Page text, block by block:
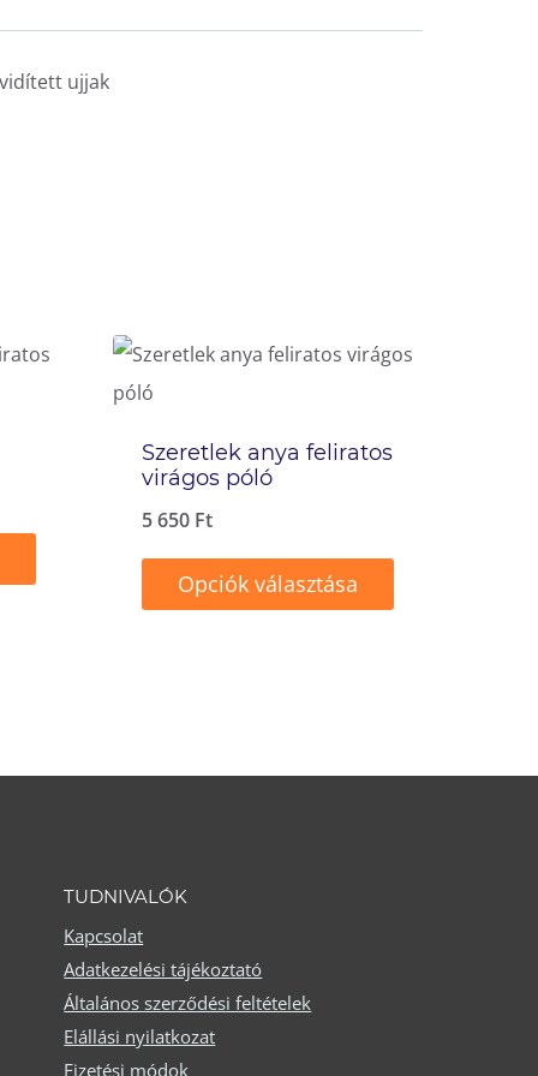
ujjak
Szeretlek anya feliratos
virágos póló
5 650 Ft
Opciók választása
variációja
változatok
a
termékoldalon
választhatók
ki
TUDNIVALÓK
Kapcsolat
Adatkezelési tájékoztató
Általános szerződési feltételek
Elállási nyilatkozat
Fizetési módok